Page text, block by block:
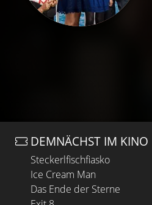
DEMNÄCHST IM KINO
Steckerlfischfiasko
Ice Cream Man
Das Ende der Sterne